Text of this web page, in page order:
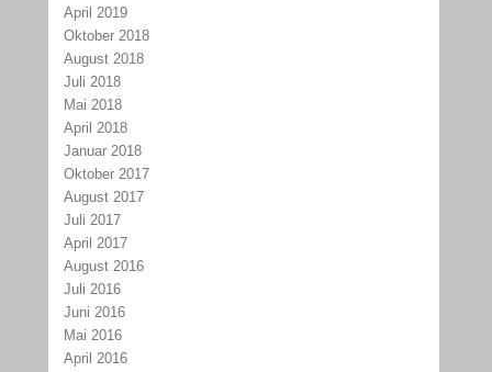
April 2019
Oktober 2018
August 2018
Juli 2018
Mai 2018
April 2018
Januar 2018
Oktober 2017
August 2017
Juli 2017
April 2017
August 2016
Juli 2016
Juni 2016
Mai 2016
April 2016